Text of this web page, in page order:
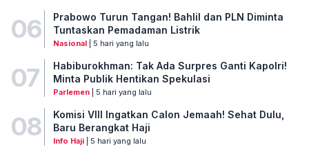
06
Prabowo Turun Tangan! Bahlil dan PLN Diminta
Tuntaskan Pemadaman Listrik
Nasional| 5 hari yang lalu
07
Habiburokhman: Tak Ada Surpres Ganti Kapolri!
Minta Publik Hentikan Spekulasi
Parlemen| 5 hari yang lalu
08
Komisi VIII Ingatkan Calon Jemaah! Sehat Dulu,
Baru Berangkat Haji
Info Haji| 5 hari yang lalu